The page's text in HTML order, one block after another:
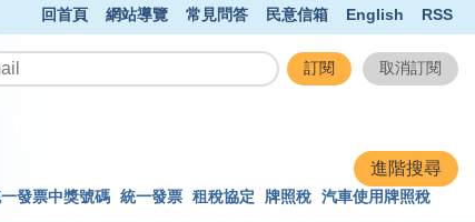
回首頁 網站導覽 常見問答 民意信箱 English RSS
發票中獎號碼 統一發票 租稅協定 牌照稅 汽車使用牌照稅